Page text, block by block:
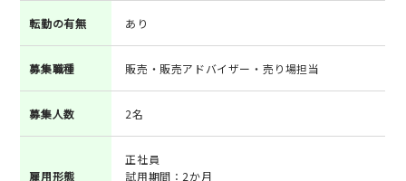
転勤の有無 あり
募集職種 販売・販売アドバイザー・売り場担当
募集人数 2名
雇用形態
正社員
試用期間：2か月